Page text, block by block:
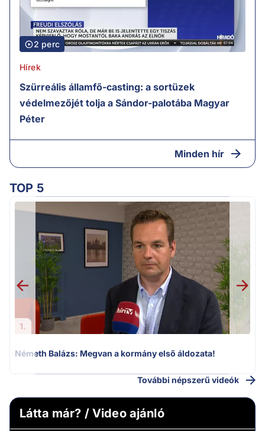
2 perc
Hírek
Szürreális államfő-casting: a sortüzek
védelmezőjét tolja a Sándor-palotába Magyar
Péter
Minden hír
TOP 5
1.
Németh Balázs: Megvan a kormány első áldozata!
További népszerű videók
Látta már? / Video ajánló